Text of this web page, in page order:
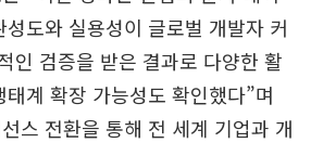
도와 실용성이 글로벌 개발자 커
인 검증을 받은 결과로 다양한 활
계 확장 가능성도 확인했다”며
스 전환을 통해 전 세계 기업과 개